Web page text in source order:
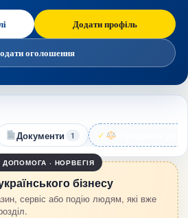
Додати профіль
оголошення
Документи 1
· НОРВЕГІЯ
бізнесу
сервіс або подію людям, які вже